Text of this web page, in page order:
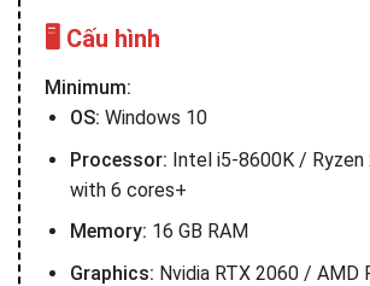
🖥️ Cấu hình
Minimum:
OS: Windows 10
Processor: Intel i5-8600K / Ryzen
with 6 cores+
Memory: 16 GB RAM
Graphics: Nvidia RTX 2060 / AMD